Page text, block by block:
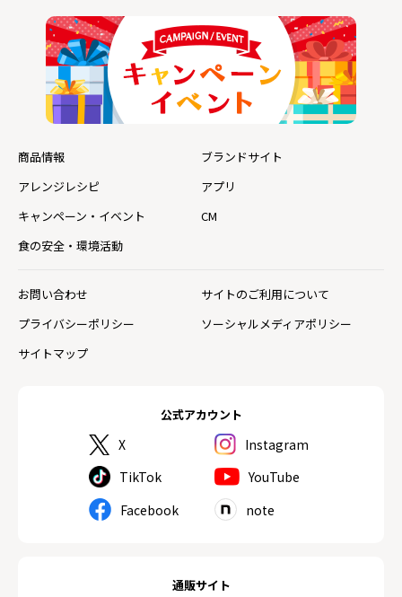
公式アカウント
X
Instagram
TikTok
YouTube
Facebook
note
通販サイト
商品情報
ブランドサイト
アレンジレシピ
アプリ
キャンペーン・イベント
CM
食の安全・環境活動
お問い合わせ
サイトのご利用について
プライバシーポリシー
ソーシャルメディアポリシー
サイトマップ